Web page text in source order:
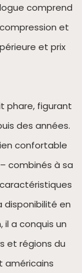
comprend
et
et prix
phare, figurant
des années.
confortable
combinés à sa
disponibilité en
il a conquis un
et régions du
américains